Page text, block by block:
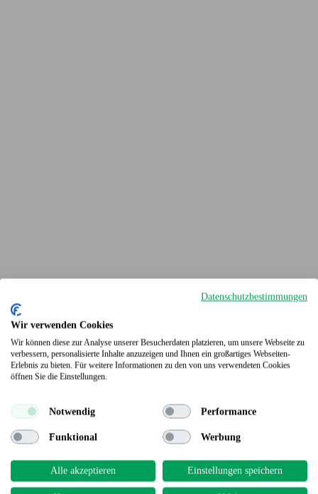
Terrassendielen
Datenschutzbestimmungen
Wir verwenden Cookies
Wir können diese zur Analyse unserer Besucherdaten platzieren, um unsere Webseite zu
verbessern, personalisierte Inhalte anzuzeigen und Ihnen ein großartiges Webseiten-
Erlebnis zu bieten. Für weitere Informationen zu den von uns verwendeten Cookies
öffnen Sie die Einstellungen.
Notwendig Performance
Funktional Werbung
Alle akzeptieren Einstellungen speichern